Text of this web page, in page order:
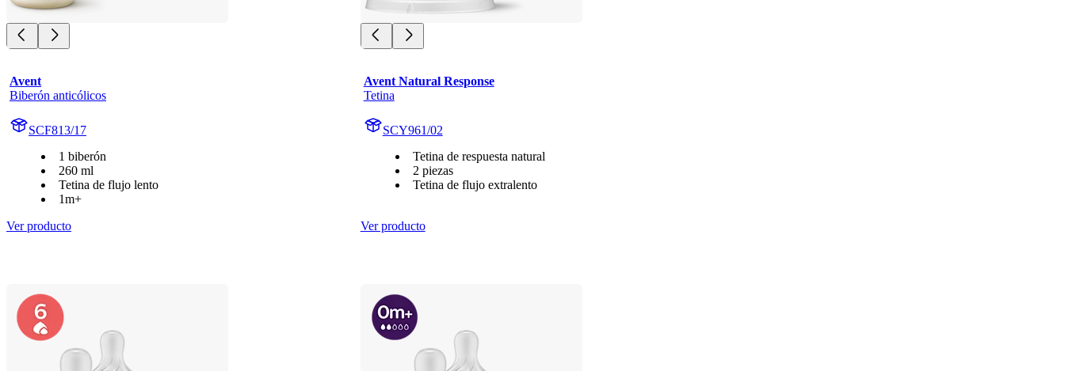
Avent
Biberón anticólicos
SCF813/17
1 biberón
260 ml
Tetina de flujo lento
1m+
Ver producto
Avent Natural Response
Tetina
SCY961/02
Tetina de respuesta natural
2 piezas
Tetina de flujo extralento
Ver producto